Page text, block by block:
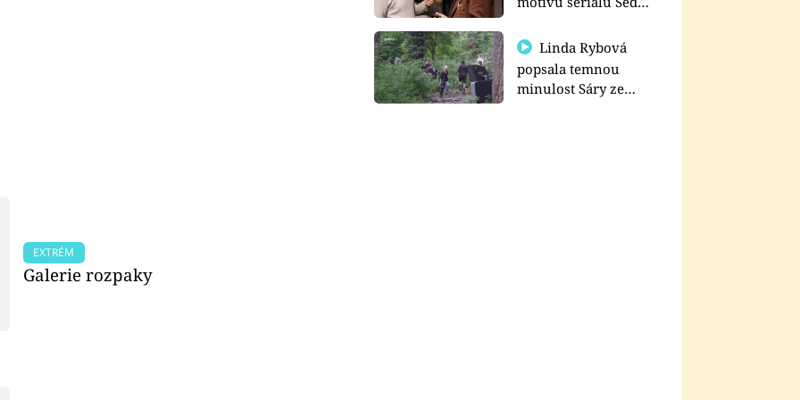
EXTRÉM
Galerie rozpaky
Linda Rybová
popsala temnou
minulost Sáry ze